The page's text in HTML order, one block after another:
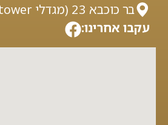
בר כוכבא 23 (מגדלי V-tower) בני ברק
עקבו אחרינו: